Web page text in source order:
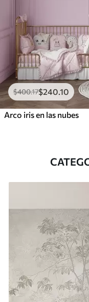
$400.17$240 .10
Arco iris en las nubes